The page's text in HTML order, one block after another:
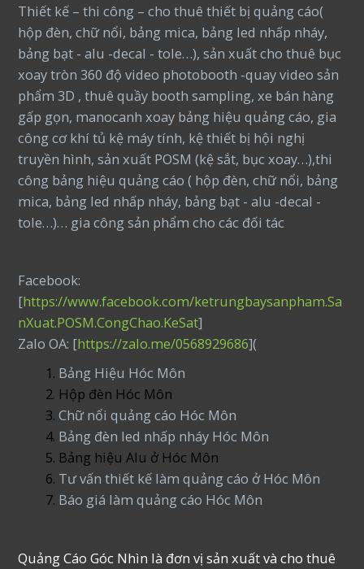
Thiết kế – thi công – cho thuê thiết bị quảng cáo(
hộp đèn, chữ nổi, bảng mica, bảng led nhấp nháy,
bảng bạt - alu -decal - tole…), sản xuất cho thuê bục
xoay tròn 360 độ video photobooth -quay video sản
phẩm 3D , thuê quầy booth sampling, xe bán hàng
gấp gọn, manocanh xoay bảng hiệu quảng cáo, gia
công cơ khí tủ kệ máy tính, kệ thiết bị hội nghị
truyền hình, sản xuất POSM (kệ sắt, bục xoay…),thi
công bảng hiệu quảng cáo ( hộp đèn, chữ nổi, bảng
mica, bảng led nhấp nháy, bảng bạt - alu -decal -
tole…)… gia công sản phẩm cho các đối tác
Facebook:
[https://www.facebook.com/ketrungbaysanpham.Sa
nXuat.POSM.CongChao.KeSat]
Zalo OA: [https://zalo.me/0568929686](
Bảng Hiệu Hóc Môn
Hộp đèn Hóc Môn
Chữ nổi quảng cáo Hóc Môn
Bảng đèn led nhấp nháy Hóc Môn
Bảng hiệu Alu ở Hóc Môn
Tư vấn thiết kế làm quảng cáo ở Hóc Môn
Báo giá làm quảng cáo Hóc Môn
Quảng Cáo Góc Nhìn là đơn vị sản xuất và cho thuê